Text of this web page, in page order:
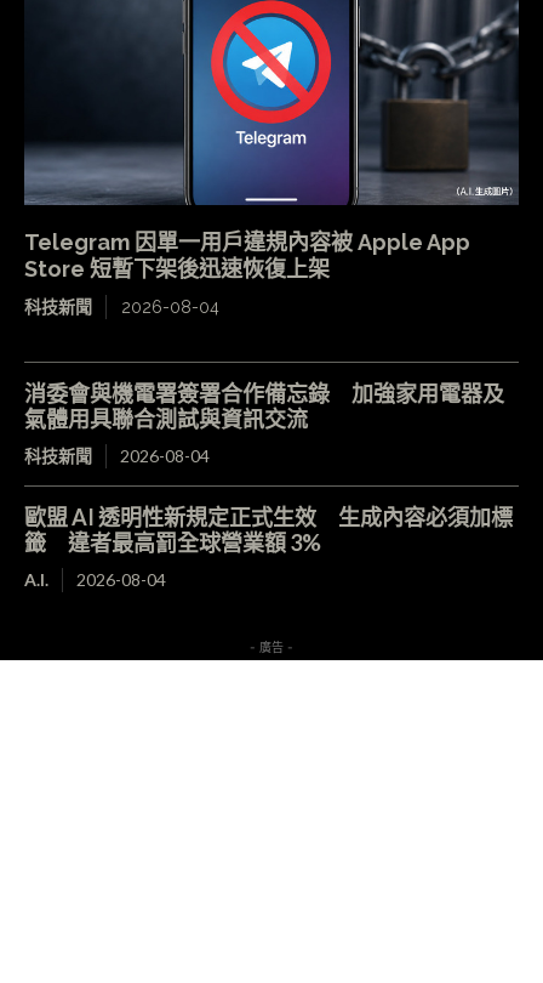
Telegram 因單一用戶違規內容被 Apple App
Store 短暫下架後迅速恢復上架
科技新聞 2026-08-04
消委會與機電署簽署合作備忘錄 加強家用電器及
氣體用具聯合測試與資訊交流
科技新聞 2026-08-04
歐盟 AI 透明性新規定正式生效 生成內容必須加標
籤 違者最高罰全球營業額 3%
A.I. 2026-08-04
- 廣告 -